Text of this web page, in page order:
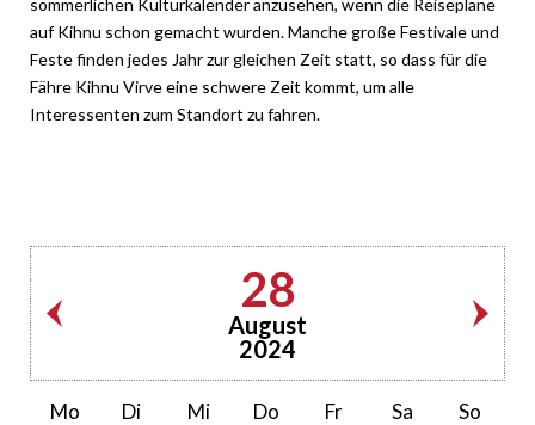
sommerlichen Kulturkalender anzusehen, wenn die Reisepläne
auf Kihnu schon gemacht wurden. Manche große Festivale und
Feste finden jedes Jahr zur gleichen Zeit statt, so dass für die
Fähre Kihnu Virve eine schwere Zeit kommt, um alle
Interessenten zum Standort zu fahren.
28
August
2024
Mo Di Mi Do Fr Sa So